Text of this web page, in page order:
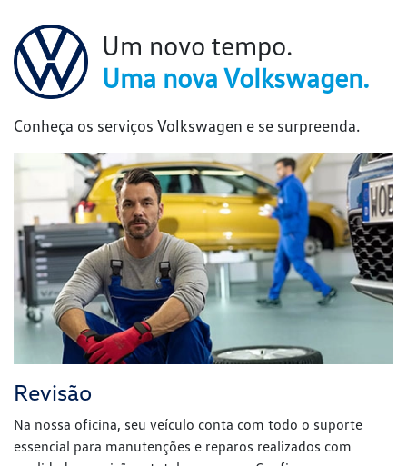
Revisão
Na nossa oficina, seu veículo conta com todo o suporte
essencial para manutenções e reparos realizados com
qualidade, precisão e total segurança. Confie seu carro com
tranquilidade. Aqui, nossa equipe de especialistas cuida de
cada detalhe para garantir que ele esteja sempre em
perfeitas condições.
Clique e saiba mais